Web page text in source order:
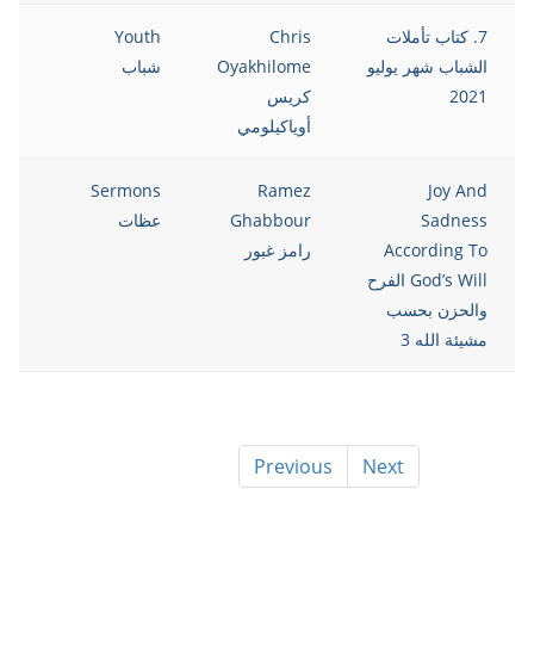
7. كتاب تأملات
الشباب شهر يوليو
2021
Chris
Oyakhilome
كريس
أوياكيلومي
Youth
شباب
Joy And
Sadness
According To
God’s Will الفرح
والحزن بحسب
مشيئة الله 3
Ramez
Ghabbour
رامز غبور
Sermons
عظات
Previous Next